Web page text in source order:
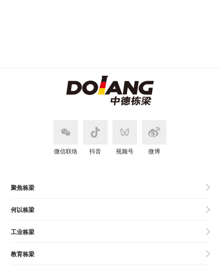
微信联络 抖音 视频号 微博
聚焦栋梁
何以栋梁
工业栋梁
教育栋梁